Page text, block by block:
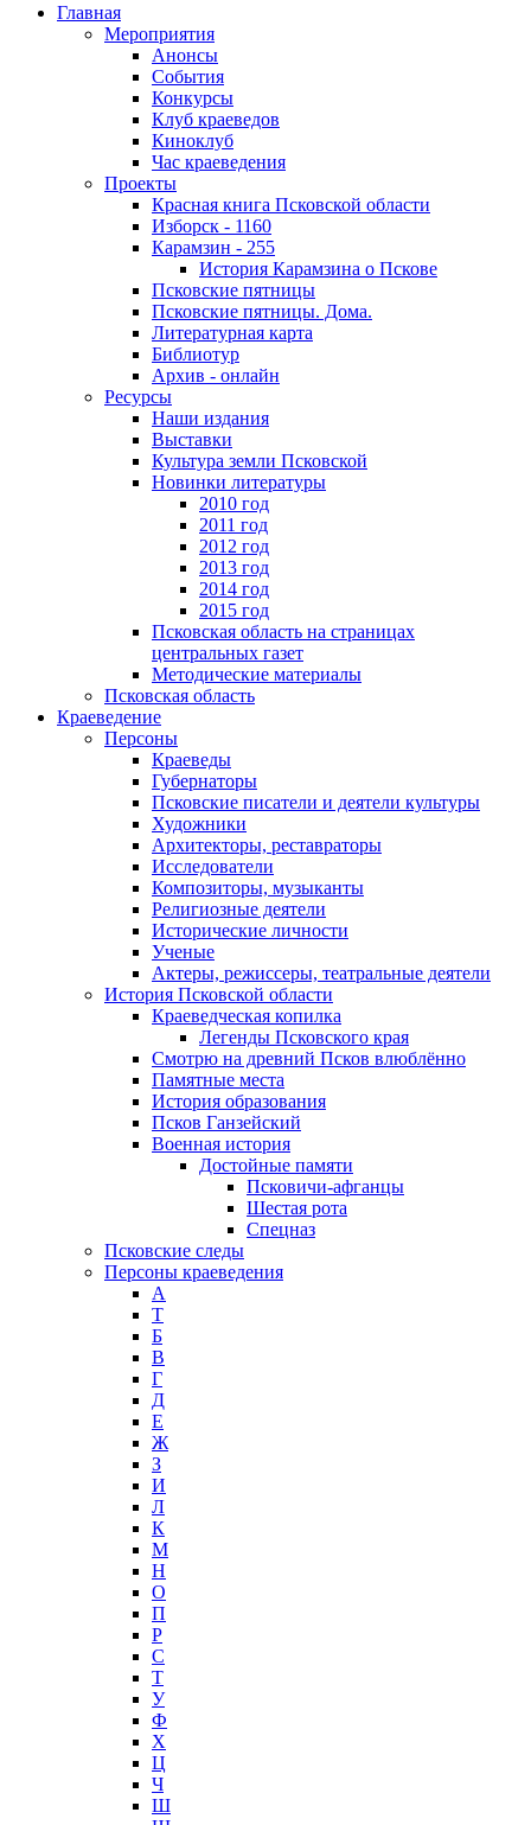
Главная
Мероприятия
Анонсы
События
Конкурсы
Клуб краеведов
Киноклуб
Час краеведения
Проекты
Красная книга Псковской области
Изборск - 1160
Карамзин - 255
История Карамзина о Пскове
Псковские пятницы
Псковские пятницы. Дома.
Литературная карта
Библиотур
Архив - онлайн
Ресурсы
Наши издания
Выставки
Культура земли Псковской
Новинки литературы
2010 год
2011 год
2012 год
2013 год
2014 год
2015 год
Псковская область на страницах
центральных газет
Методические материалы
Псковская область
Краеведение
Персоны
Краеведы
Губернаторы
Псковские писатели и деятели культуры
Художники
Архитекторы, реставраторы
Исследователи
Композиторы, музыканты
Религиозные деятели
Исторические личности
Ученые
Актеры, режиссеры, театральные деятели
История Псковской области
Краеведческая копилка
Легенды Псковского края
Смотрю на древний Псков влюблённо
Памятные места
История образования
Псков Ганзейский
Военная история
Достойные памяти
Псковичи-афганцы
Шестая рота
Спецназ
Псковские следы
Персоны краеведения
А
T
Б
В
Г
Д
Е
Ж
З
И
Л
К
М
Н
О
П
Р
С
Т
У
Ф
Х
Ц
Ч
Ш